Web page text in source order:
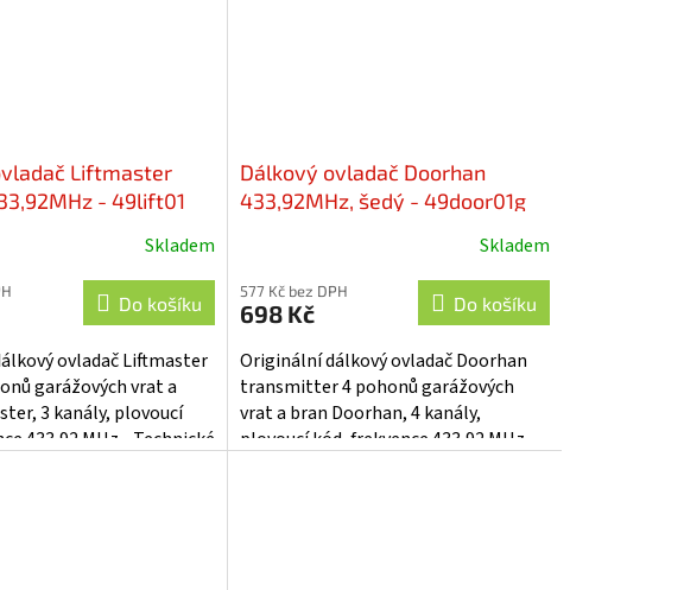
Liftmaster
- 49lift01
Skladem
Do košíku
ovladač Liftmaster
garážových vrat a
3 kanály, plovoucí
433,92 MHz. Technické
Dálkový ovladač Doorhan
433,92MHz, šedý - 49door01g
Skladem
577 Kč bez DPH
698 Kč Do košíku
Originální dálkový ovladač Doorhan
transmitter 4 pohonů garážových
vrat a bran Doorhan, 4 kanály,
plovoucí kód, frekvence 433,92 MHz.